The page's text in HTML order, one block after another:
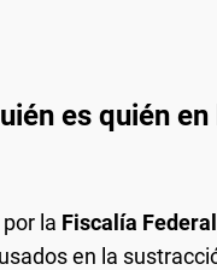
es quién
la Fiscalía Federal
en la